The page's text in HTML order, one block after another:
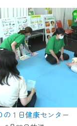
の１日健康センター
す。
などのフリー
能です）
へのログイン・
ら
リをご利用中の
けます。
ス情報＞